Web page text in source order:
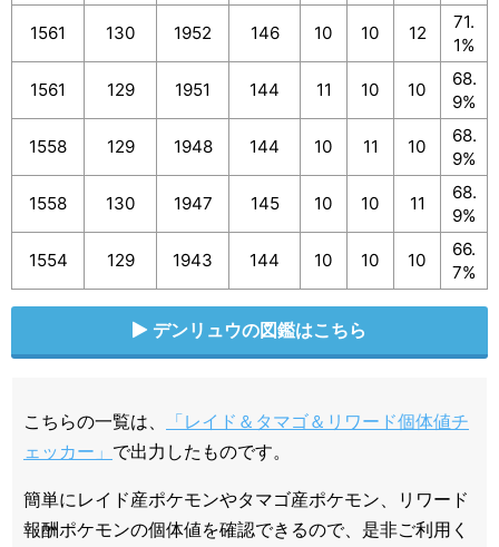
1561 130 1952 146 10 10 12
71.
1%
1561 129 1951 144 11 10 10
68.
9%
1558 129 1948 144 10 11 10
68.
9%
1558 130 1947 145 10 10 11
68.
9%
1554 129 1943 144 10 10 10
66.
7%
デンリュウの図鑑はこちら
こちらの一覧は、
「レイド＆タマゴ＆リワード個体値チ
ェッカー」 で出力したものです。
簡単にレイド産ポケモンやタマゴ産ポケモン、リワード
報酬ポケモンの個体値を確認できるので、是非ご利用く